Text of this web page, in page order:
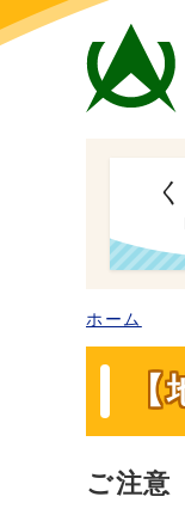
ホーム
ご注意